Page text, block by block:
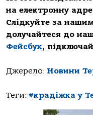
на електронну
Слідкуйте за
долучайтеся до
Фейсбук,
Джерело: Новини
Теги: #крадіжка у